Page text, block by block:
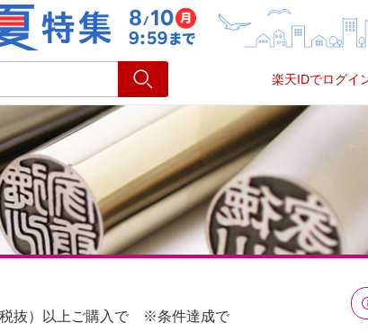
楽天IDでログイ
旅行 サービス
税抜）以上ご購入で ※条件達成で